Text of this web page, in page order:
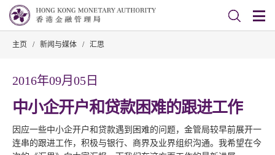
主页 / 新闻与媒体 / 汇思
2016年09月05日
中小企开户和贷款困难的跟进工作
因应一些中小企开户和贷款遇到困难的问题，金管局较早前展开一
连串的跟进工作，积极与银行、商界及业界组织沟通。我希望在今